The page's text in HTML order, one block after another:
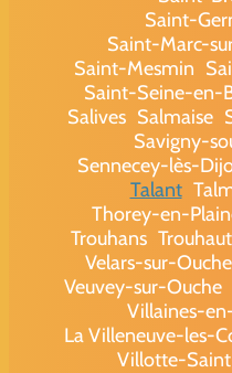
Saint-
Saint-Marc-
Saint-Mesmin
Saint-Seine-en-
Salives Salmaise
Savigny-
Sennecey-lès-
Talant
Thorey-en-
Trouhans Trouhaut
Velars-sur-Ouche
Veuvey-sur-Ouche
Villaines-
La Villeneuve-les-
Villotte-